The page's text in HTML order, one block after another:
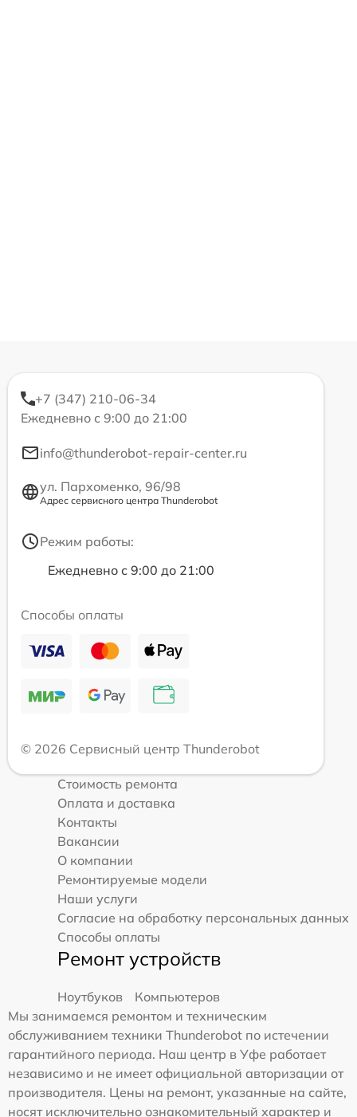
+7 (347) 210-06-34
Ежедневно с 9:00 до 21:00
info@thunderobot-repair-center.ru
ул. Пархоменко, 96/98
Адрес сервисного центра Thunderobot
Режим работы:
Ежедневно с 9:00 до 21:00
Способы оплаты
© 2026 Сервисный центр Thunderobot
Стоимость ремонта
Оплата и доставка
Контакты
Вакансии
О компании
Ремонтируемые модели
Наши услуги
Согласие на обработку персональных данных
Способы оплаты
Ремонт устройств
Ноутбуков
Компьютеров
Мы занимаемся ремонтом и техническим
обслуживанием техники Thunderobot по истечении
гарантийного периода. Наш центр в Уфе работает
независимо и не имеет официальной авторизации от
производителя. Цены на ремонт, указанные на сайте,
носят исключительно ознакомительный характер и